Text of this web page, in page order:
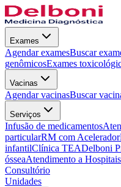
Exames
Agendar examesBuscar
genômicosExames
Vacinas
Agendar vacinasBuscar
Serviços
Infusão de medicamentos
particularRM com Acelerador
infantilClínica TEADelboni
ósseaAtendimento a Hospitais
Consultório
Unidades